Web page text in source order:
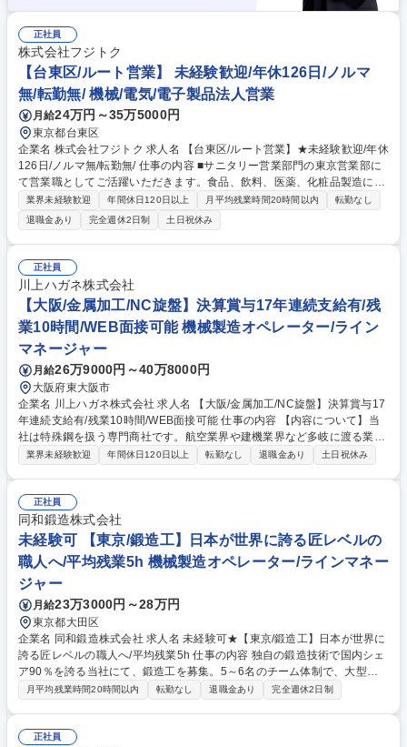
正社員
株式会社フジトク
【台東区/ルート営業】 未経験歓迎/年休126日/ノルマ
無/転勤無/ 機械/電気/電子製品法人営業
月給24万円～35万5000円
東京都台東区
企業名 株式会社フジトク 求人名 【台東区/ルート営業】★未経験歓迎/年休
126日/ノルマ無/転勤無/ 仕事の内容 ■サニタリー営業部門の東京営業部に
て営業職としてご活躍いただきます。食品、飲料、医薬、化粧品製造にて
使用する継手・機材の販売を行います。主には関東内の既存のお客様への
ルート営業や反響営業です。 【当社について】モノを繋ぎ合わせる「継
手」という部品を中心に製造しています。医薬や半導体、大手食品メーカ
ーや化粧品メーカーなど様々な業種の企業様と取引があります。国内での
製造、国内での販売にこだわっているため、円安などに影響されない安定
的な経営をしてます。全国に営業所があり、たくさんのお客様がいらっし
ゃいますので、様々な業界の方と触れあうことができます。 募集職種
【台東区/ルート営業】★未経験歓迎/年休126日/ノルマ無/転勤無/
業界未経験歓迎 年間休日120日以上 月平均残業時間20時間以内
転勤なし
退職金あり
完全週休2日制 土日祝休み
正社員
川上ハガネ株式会社
【大阪/金属加工/NC旋盤】決算賞与17年連続支給有/残
業10時間/WEB面接可能 機械製造オペレーター/ライン
マネージャー
月給26万9000円～40万8000円
大阪府東大阪市
企業名 川上ハガネ株式会社 求人名 【大阪/金属加工/NC旋盤】決算賞与17
年連続支給有/残業10時間/WEB面接可能 仕事の内容 【内容について】当
社は特殊鋼を扱う専門商社です。航空業界や建機業界など多岐に渡る業界
で使用される特殊鋼をNC旋盤（金属棒を回す速さ、カッターを金属棒に
し、納品先の加工の負担を軽減する役目を担っております。【技術力アッ
プ可能】当社はオーダーメイド制で、一つ一つ製品を加工していく面白味
もあり高い技術力も見につく環境【働きやすい環境】平均残業時間は10時
間程度。平均有給取得日数8日。【就業時間】8:40～17:30(早番)or17:00
～25:50(遅番)。詳細はフリーコメント参照。 募集職種 【大阪/金属加工/N
C旋盤】決算賞与17年連続支給有/残業10時間/WEB面接可能
業界未経験歓迎 年間休日120日以上 転勤なし 退職金あり 土日祝休み
正社員
同和鍛造株式会社
未経験可 【東京/鍛造工】日本が世界に誇る匠レベルの
職人へ/平均残業5h 機械製造オペレーター/ラインマネー
ジャー
月給23万3000円～28万円
東京都大田区
企業名 同和鍛造株式会社 求人名 未経験可★【東京/鍛造工】日本が世界に
誇る匠レベルの職人へ/平均残業5h 仕事の内容 独自の鍛造技術で国内シェ
ア90％を誇る当社にて、鍛造工を募集。5～6名のチーム体制で、大型ハ
ンマーやプレス機を用いた鍛造作業をお任せ。航空宇宙や産業機械等に使
tプレス機による鍛造 ■職人との連携による成形作業 ■設備保守経験ある技
月平均残業時間20時間以内 転勤なし 退職金あり 完全週休2日制
正社員